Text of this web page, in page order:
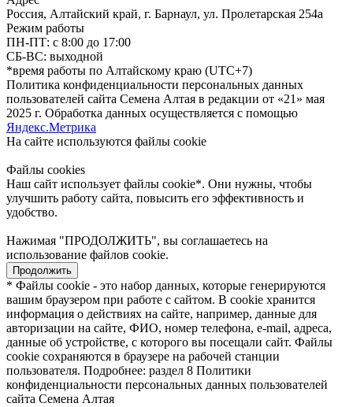
Россия, Алтайский край, г. Барнаул, ул. Пролетарская 254а
Режим работы
ПН-ПТ: с 8:00 до 17:00
СБ-ВС: выходной
*время работы по Алтайскому краю (UTC+7)
Политика конфиденциальности персональных данных
пользователей сайта Семена Алтая в редакции от «21» мая
2025 г. Обработка данных осуществляется с помощью
Яндекс.Метрика
На сайте используются файлы сookie
Файлы cookies
Наш сайт использует файлы cookie*. Они нужны, чтобы
улучшить работу сайта, повысить его эффективность и
удобство.
Нажимая "ПРОДОЛЖИТЬ", вы соглашаетесь на
использование файлов cookie.
Продолжить
* Файлы cookie - это набор данных, которые генерируются
вашим браузером при работе с сайтом. В cookie хранится
информация о действиях на сайте, например, данные для
авторизации на сайте, ФИО, номер телефона, e-mail, адреса,
данные об устройстве, с которого вы посещали сайт. Файлы
cookie сохраняются в браузере на рабочей станции
пользователя. Подробнее: раздел 8 Политики
конфиденциальности персональных данных пользователей
сайта Семена Алтая